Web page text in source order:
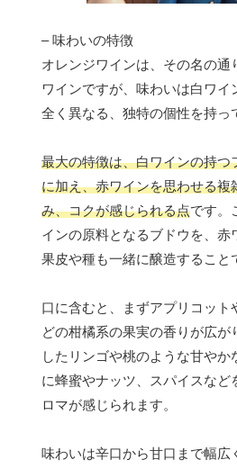
– 味わいの特徴
オレンジワインは、その名の通
ワインですが、味わいは白ワイ
全く異なる、独特の個性を持っ
最大の特徴は、白ワインの持つ
に加え、赤ワインを思わせる複
み、コクが感じられる点です。
インの原料となるブドウを、赤
果皮や種も一緒に醸造すること
口に含むと、まずアプリコット
どの柑橘系の果実の香りが広が
したリンゴや桃のような甘やか
に蜂蜜やナッツ、スパイスなど
ロマが感じられます。
味わいは辛口から甘口まで幅広